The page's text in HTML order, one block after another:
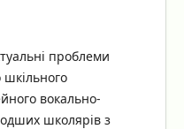
проблеми
вокально-
школярів з